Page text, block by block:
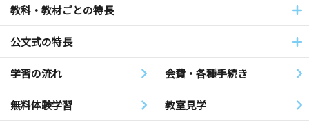
教科・教材ごとの特長
公文式の特長
学習の流れ 会費・各種手続き
無料体験学習 教室見学